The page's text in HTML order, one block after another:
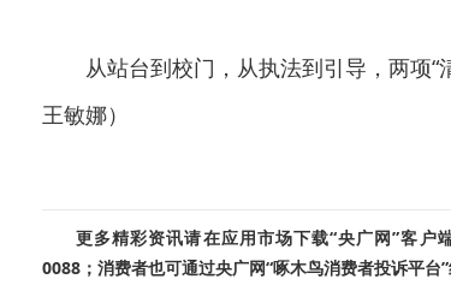
从站台到校门，从执法到引导，两项
王敏娜）
更多精彩资讯请在应用市场下载“央广网”客户
0088；消费者也可通过央广网“啄木鸟消费者投诉平台